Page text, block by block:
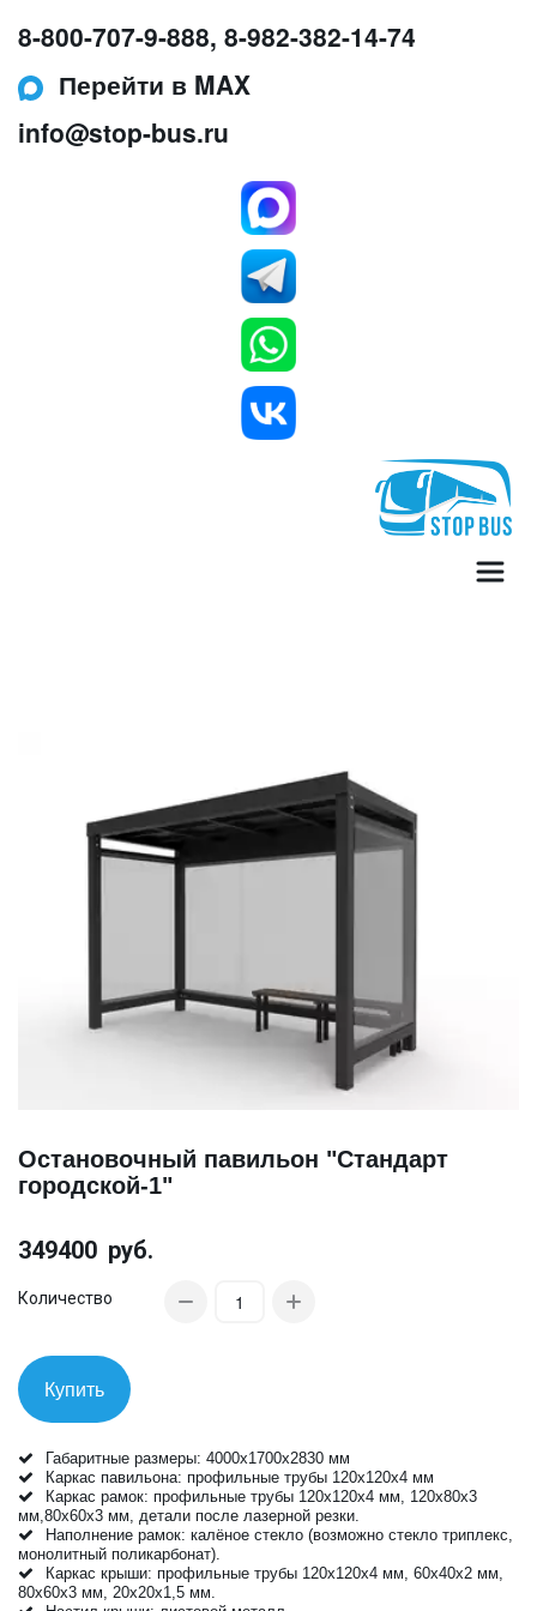
8-800-707-9-888, 8-982-382-14-74
Перейти в MAX
info@stop-bus.ru
Остановочный павильон "Стандарт
городской-1"
349400 руб.
Количество
Купить
Габаритные размеры: 4000х1700х2830 мм
Каркас павильона: профильные трубы 120х120х4 мм
Каркас рамок: профильные трубы 120х120х4 мм, 120х80х3
мм,80х60х3 мм, детали после лазерной резки.
Наполнение рамок: калёное стекло (возможно стекло триплекс,
монолитный поликарбонат).
Каркас крыши: профильные трубы 120х120х4 мм, 60х40х2 мм,
80х60х3 мм, 20х20х1,5 мм.